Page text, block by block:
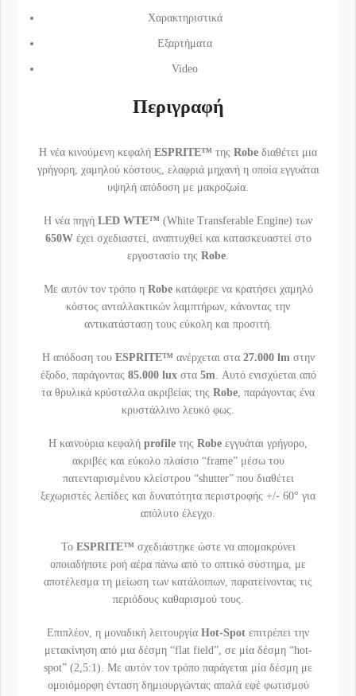
Χαρακτηριστικά
Εξαρτήματα
Video
Περιγραφή
Η νέα κινούμενη κεφαλή ESPRITE™ της Robe διαθέτει μια
γρήγορη, χαμηλού κόστους, ελαφριά μηχανή η οποία εγγυάται
υψηλή απόδοση με μακροζωία.
Η νέα πηγή LED WTE™ (White Transferable Engine) των
650Wέχει σχεδιαστεί, αναπτυχθεί και κατασκευαστεί στο
εργοστασίο της Robe.
Με αυτόν τον τρόπο η Robe κατάφερε να κρατήσει χαμηλό
κόστος ανταλλακτικών λαμπτήρων, κάνοντας την
αντικατάσταση τους εύκολη και προσιτή.
Η απόδοση του ESPRITE™ ανέρχεται στα 27.000 lmστην
έξοδο, παράγοντας 85.000 luxστα 5m. Αυτό ενισχύεται από
τα θρυλικά κρύσταλλα ακριβείας της Robe, παράγοντας ένα
κρυστάλλινο λευκό φως.
Η καινούρια κεφαλή profile της Robe εγγυάται γρήγορο,
ακριβές και εύκολο πλαίσιο “frame” μέσω του
πατενταρισμένου κλείστρου “shutter” που διαθέτει
ξεχωριστές λεπίδες και δυνατότητα περιστροφής +/- 60° για
απόλυτο έλεγχο.
Το ESPRITE™σχεδιάστηκε ώστε να απομακρύνει
οποιαδήποτε ροή αέρα πάνω από το οπτικό σύστημα, με
αποτέλεσμα τη μείωση των κατάλοιπων, παρατείνοντας τις
περιόδους καθαρισμού τους.
Επιπλέον, η μοναδική λειτουργία Hot-Spot επιτρέπει την
μετακίνηση από μια δέσμη “flat field”, σε μία δέσμη “hot-
spot” (2,5:1). Με αυτόν τον τρόπο παράγεται μία δέσμη με
ομοιόμορφη ένταση δημιουργώντας απαλά εφέ φωτισμού